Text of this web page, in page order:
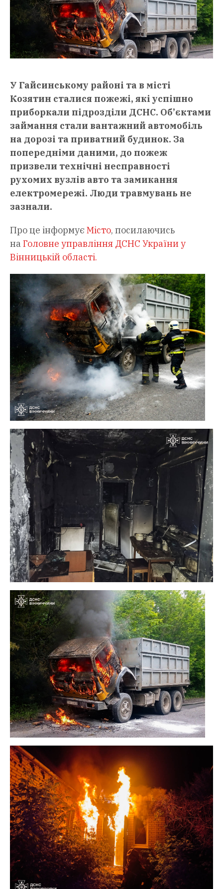
У Гайсинському районі та в місті
Козятин сталися пожежі, які успішно
приборкали підрозділи ДСНС. Об’єктами
займання стали вантажний автомобіль
на дорозі та приватний будинок. За
попередніми даними, до пожеж
призвели технічні несправності
рухомих вузлів авто та замикання
електромережі. Люди травмувань не
зазнали.
Про це інформує Місто, посилаючись
наГоловне управління ДСНС України у
Вінницькій області.